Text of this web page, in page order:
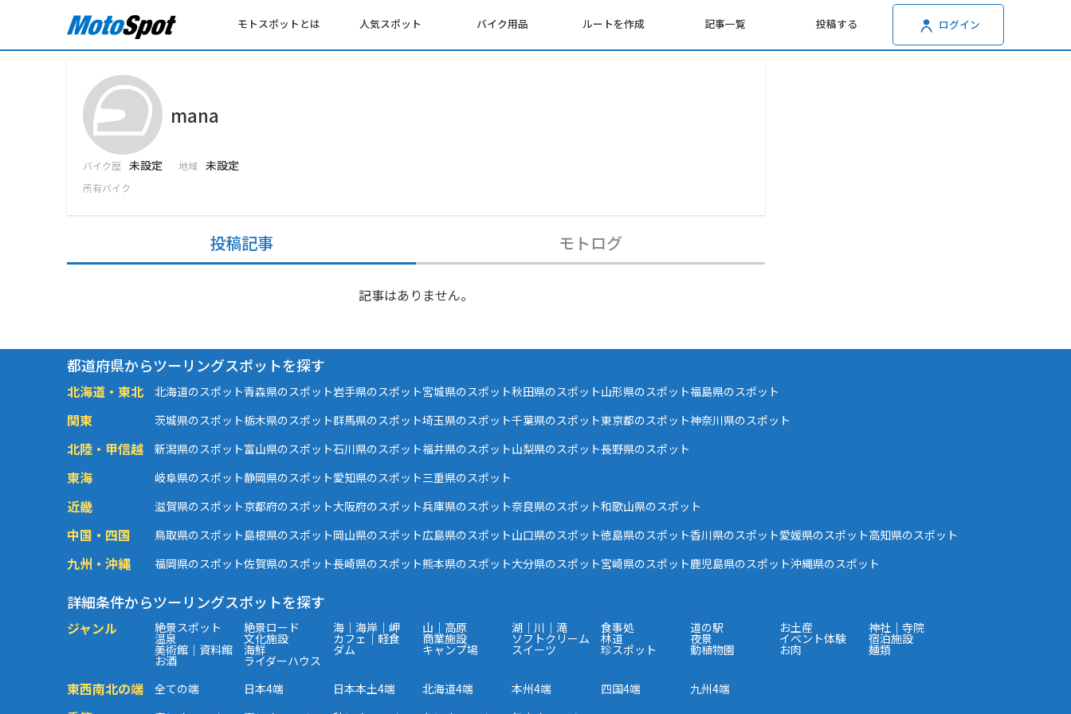
モトスポットとは 人気スポット バイク用品 ルートを作成 記事一覧 投稿する ログイン
mana
バイク歴 未設定 地域 未設定
所有バイク
投稿記事 モトログ
記事はありません。
都道府県からツーリングスポットを探す
北海道・東北 北海道のスポット青森県のスポット岩手県のスポット宮城県のスポット秋田県のスポット山形県のスポット福島県のスポット
関東 茨城県のスポット栃木県のスポット群馬県のスポット埼玉県のスポット千葉県のスポット東京都のスポット神奈川県のスポット
北陸・甲信越 新潟県のスポット富山県のスポット石川県のスポット福井県のスポット山梨県のスポット長野県のスポット
東海 岐阜県のスポット静岡県のスポット愛知県のスポット三重県のスポット
近畿 滋賀県のスポット京都府のスポット大阪府のスポット兵庫県のスポット奈良県のスポット和歌山県のスポット
中国・四国 鳥取県のスポット島根県のスポット岡山県のスポット広島県のスポット山口県のスポット徳島県のスポット香川県のスポット愛媛県のスポット高知県のスポット
九州・沖縄 福岡県のスポット佐賀県のスポット長崎県のスポット熊本県のスポット大分県のスポット宮崎県のスポット鹿児島県のスポット沖縄県のスポット
詳細条件からツーリングスポットを探す
ジャンル 絶景スポット 絶景ロード 海｜海岸｜岬 山｜高原 湖｜川｜滝 食事処 道の駅 お土産 神社｜寺院
温泉 文化施設 カフェ｜軽食 商業施設 ソフトクリーム 林道 夜景 イベント体験 宿泊施設
美術館｜資料館 海鮮 ダム キャンプ場 スイーツ 珍スポット 動植物園 お肉 麺類
お酒 ライダーハウス
東西南北の端 全ての端 日本4端 日本本土4端 北海道4端 本州4端 四国4端 九州4端